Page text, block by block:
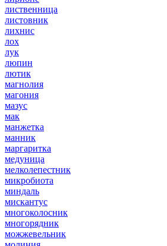
лиственница
листовник
лихнис
лох
лук
люпин
лютик
магнолия
магония
мазус
мак
манжетка
манник
маргаритка
медуница
мелколепестник
микробиота
миндаль
мискантус
многоколосник
многорядник
можжевельник